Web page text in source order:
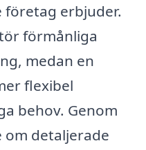
företag erbjuder.
förmånliga
medan en
flexibel
behov. Genom
om detaljerade